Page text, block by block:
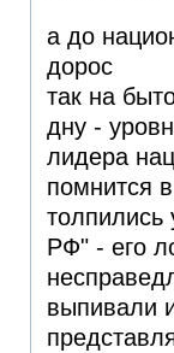
а до
дорос
так на
дну -
лидера
помнится
РФ" - его
выпивали